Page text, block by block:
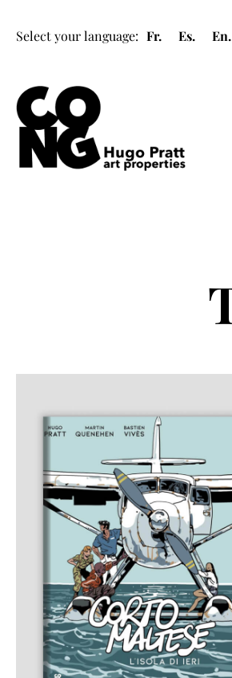
Select your language: Fr. Es. En.